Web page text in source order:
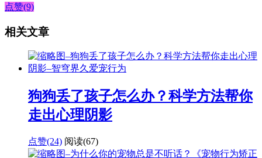
点赞(9)
相关文章
狗狗丢了孩子怎么办？科学方法帮你
走出心理阴影
点赞(24) 阅读(67)